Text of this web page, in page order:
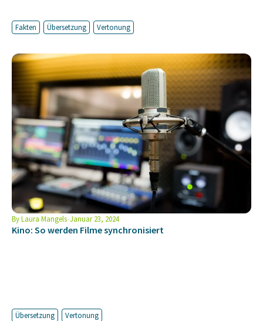
Fakten Übersetzung Vertonung
ByLaura Mangels Januar 23, 2024
Kino: So werden Filme synchronisiert
Übersetzung Vertonung